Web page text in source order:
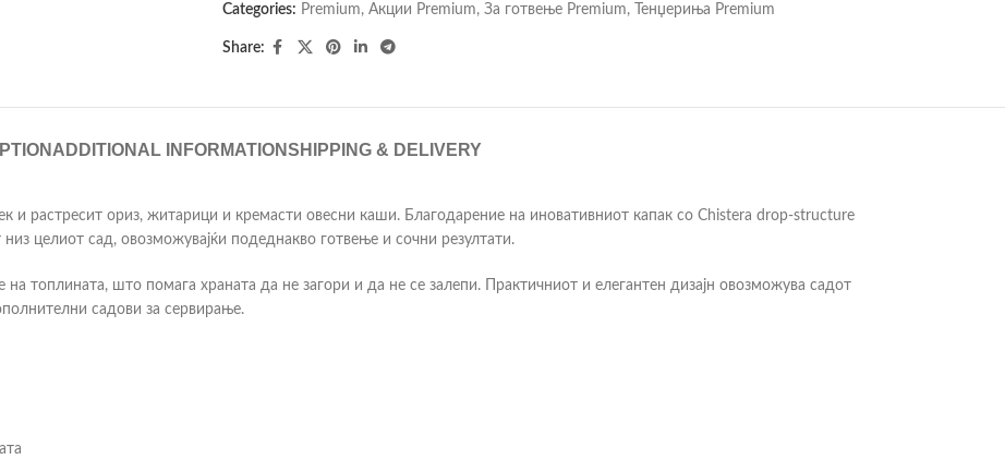
Categories: Premium, Акции Premium, За готвење Premium, Тенџериња Premium
Share:
ADDITIONAL INFORMATIONSHIPPING & DELIVERY
и растресит ориз, житарици и кремасти овесни каши. Благодарение на иновативниот капак со Chistera drop-structure
целиот сад, овозможувајќи подеднакво готвење и сочни резултати.
топлината, што помага храната да не загори и да не се залепи. Практичниот и елегантен дизајн овозможува садот
садови за сервирање.